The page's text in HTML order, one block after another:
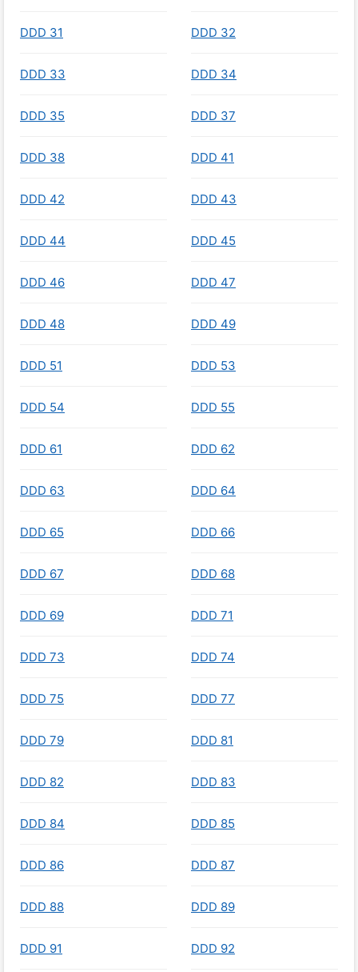
DDD 31 DDD 32
DDD 33 DDD 34
DDD 35 DDD 37
DDD 38 DDD 41
DDD 42 DDD 43
DDD 44 DDD 45
DDD 46 DDD 47
DDD 48 DDD 49
DDD 51 DDD 53
DDD 54 DDD 55
DDD 61 DDD 62
DDD 63 DDD 64
DDD 65 DDD 66
DDD 67 DDD 68
DDD 69 DDD 71
DDD 73 DDD 74
DDD 75 DDD 77
DDD 79 DDD 81
DDD 82 DDD 83
DDD 84 DDD 85
DDD 86 DDD 87
DDD 88 DDD 89
DDD 91 DDD 92